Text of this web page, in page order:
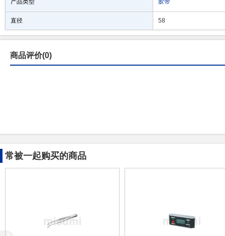
产品类型 胶带
直径 58
商品评价(0)
常被一起购买的商品